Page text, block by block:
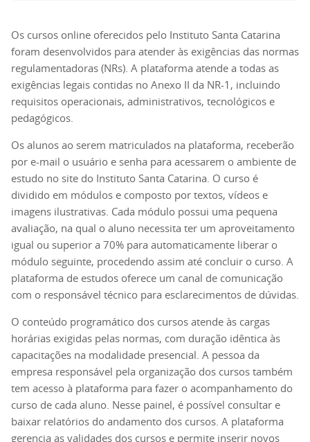
Os cursos online oferecidos pelo Instituto Santa Catarina
foram desenvolvidos para atender às exigências das normas
regulamentadoras (NRs). A plataforma atende a todas as
exigências legais contidas no Anexo II da NR-1, incluindo
requisitos operacionais, administrativos, tecnológicos e
pedagógicos.
Os alunos ao serem matriculados na plataforma, receberão
por e-mail o usuário e senha para acessarem o ambiente de
estudo no site do Instituto Santa Catarina. O curso é
dividido em módulos e composto por textos, vídeos e
imagens ilustrativas. Cada módulo possui uma pequena
avaliação, na qual o aluno necessita ter um aproveitamento
igual ou superior a 70% para automaticamente liberar o
módulo seguinte, procedendo assim até concluir o curso. A
plataforma de estudos oferece um canal de comunicação
com o responsável técnico para esclarecimentos de dúvidas.
O conteúdo programático dos cursos atende às cargas
horárias exigidas pelas normas, com duração idêntica às
capacitações na modalidade presencial. A pessoa da
empresa responsável pela organização dos cursos também
tem acesso à plataforma para fazer o acompanhamento do
curso de cada aluno. Nesse painel, é possível consultar e
baixar relatórios do andamento dos cursos. A plataforma
gerencia as validades dos cursos e permite inserir novos